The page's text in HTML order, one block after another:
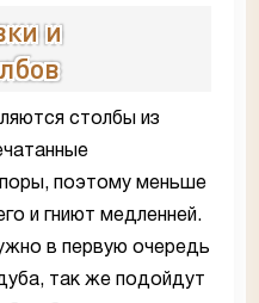
и
столбы из
поэтому меньше
и гниют медленней.
в первую очередь
так же подойдут